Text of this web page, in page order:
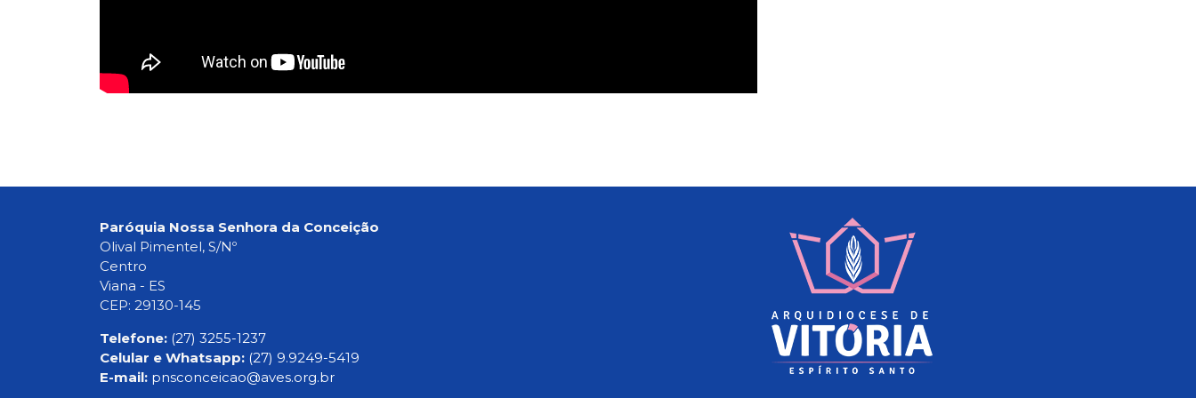
Paróquia Nossa Senhora da Conceição
Olival Pimentel, S/Nº
Centro
Viana - ES
CEP: 29130-145
Telefone: (27) 3255-1237
Celular e Whatsapp: (27) 9.9249-5419
E-mail: pnsconceicao@aves.org.br